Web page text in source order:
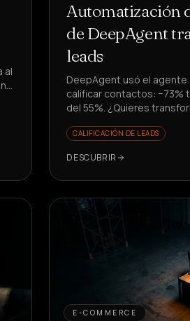
al
Automatización
de DeepAgent
leads
DeepAgent usó el agente
calificar contactos: −73%
del 55%. ¿Quieres
CALIFICACIÓN DE LEADS
DESCUBRIR
E-COMMERCE